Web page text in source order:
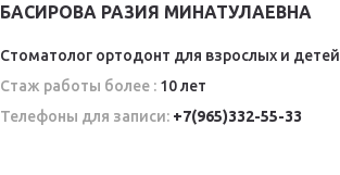
БАСИРОВА РАЗИЯ МИНАТУЛАЕВНА
Стоматолог ортодонт для взрослых и детей
Стаж работы более : 10 лет
Телефоны для записи: +7(965)332-55-33